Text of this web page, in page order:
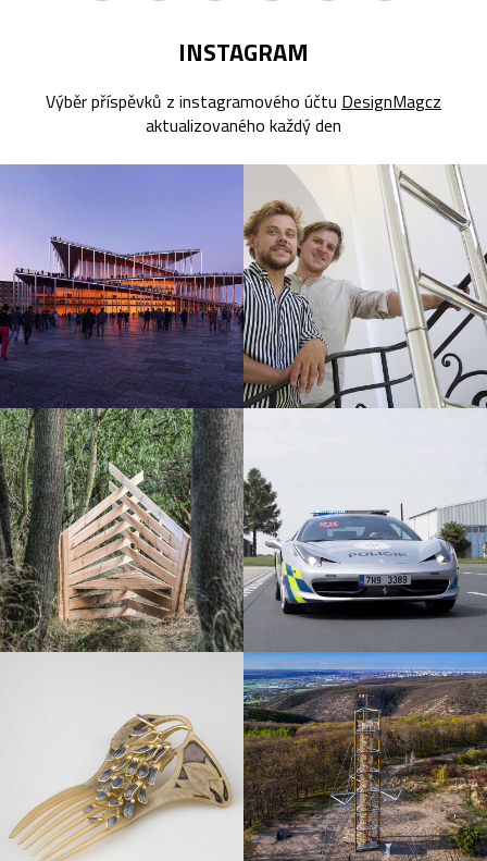
INSTAGRAM
Výběr příspěvků z instagramového účtu DesignMagcz
aktualizovaného každý den